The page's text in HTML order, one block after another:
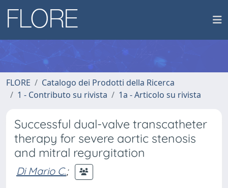
FLORE
Catalogo dei Prodotti della Ricerca
1 - Contributo su rivista
1a - Articolo su rivista
Successful dual-valve transcatheter
therapy for severe aortic stenosis
and mitral regurgitation
Di Mario C.;